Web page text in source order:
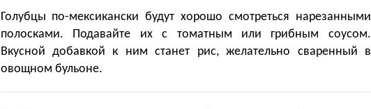
Голубцы по-мексикански будут хорошо смотреться нарезанными
полосками. Подавайте их с томатным или грибным соусом.
Вкусной добавкой к ним станет рис, желательно сваренный в
овощном бульоне.